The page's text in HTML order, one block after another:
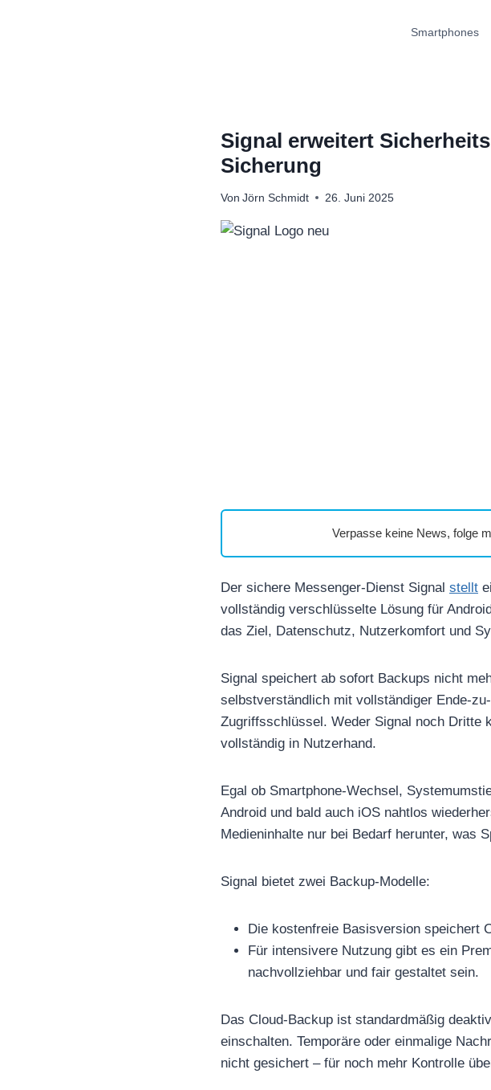
Smartphones
Signal erweitert
Sicherung
Von Jörn Schmidt 26. Juni 2025
Verpasse keine News, folge
Der sichere Messenger-Dienst Signal stellt
vollständig verschlüsselte Lösung für
das Ziel, Datenschutz, Nutzerkomfort und
Signal speichert ab sofort Backups nicht
selbstverständlich mit vollständiger Ende-
Zugriffsschlüssel. Weder Signal noch Dritte
vollständig in Nutzerhand.
Egal ob Smartphone-Wechsel,
Android und bald auch iOS nahtlos
Medieninhalte nur bei Bedarf herunter, was
Signal bietet zwei Backup-Modelle:
Die kostenfreie Basisversion speichert
Für intensivere Nutzung gibt es ein
nachvollziehbar und fair gestaltet sein.
Das Cloud-Backup ist standardmäßig
einschalten. Temporäre oder einmalige
nicht gesichert – für noch mehr Kontrolle